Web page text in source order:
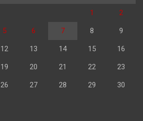
1 2
5 6 7 8 9
12 13 14 15 16
19 20 21 22 23
26 27 28 29 30